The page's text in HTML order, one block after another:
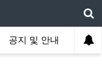
공지 및 안내